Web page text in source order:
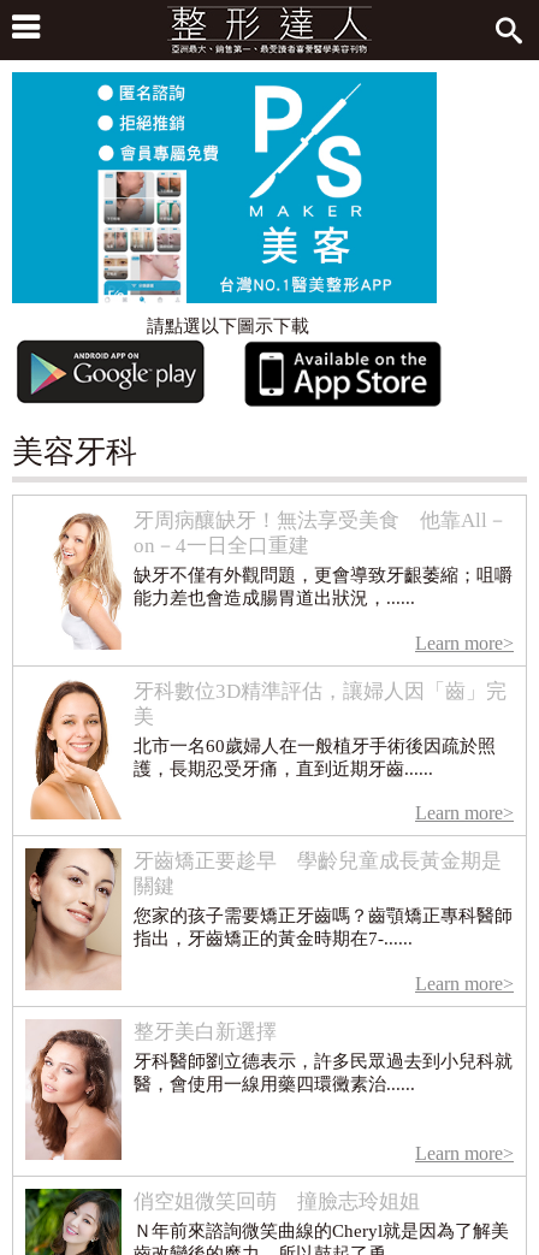
請點選以下圖示下載
美容牙科
牙周病釀缺牙！無法享受美食 他靠All－
on－4一日全口重建
缺牙不僅有外觀問題，更會導致牙齦萎縮；咀嚼
能力差也會造成腸胃道出狀況，......
Learn more>
牙科數位3D精準評估，讓婦人因「齒」完
美
北市一名60歲婦人在一般植牙手術後因疏於照
護，長期忍受牙痛，直到近期牙齒......
Learn more>
牙齒矯正要趁早 學齡兒童成長黃金期是
關鍵
您家的孩子需要矯正牙齒嗎？齒顎矯正專科醫師
指出，牙齒矯正的黃金時期在7-......
Learn more>
整牙美白新選擇
牙科醫師劉立德表示，許多民眾過去到小兒科就
醫，會使用一線用藥四環黴素治......
Learn more>
俏空姐微笑回萌 撞臉志玲姐姐
Ｎ年前來諮詢微笑曲線的Cheryl就是因為了解美